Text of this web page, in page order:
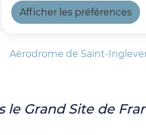
Afficher les préférences
Aérodrome de Saint-
le Grand Site de